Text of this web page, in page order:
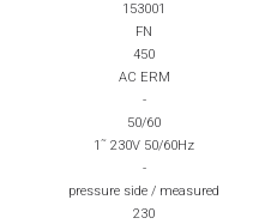
153001
FN
450
AC ERM
-
50/60
1˜ 230V 50/60Hz
-
pressure side / measured
230